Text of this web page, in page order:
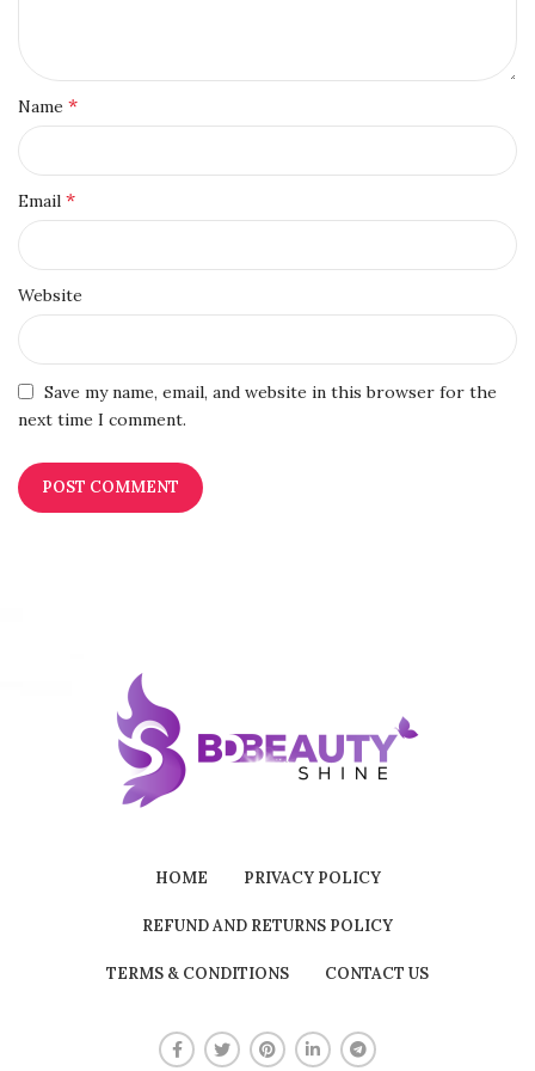
Name *
Email *
Website
Save my name, email, and website in this browser for the
next time I comment.
HOME PRIVACY POLICY
REFUND AND RETURNS POLICY
TERMS & CONDITIONS CONTACT US